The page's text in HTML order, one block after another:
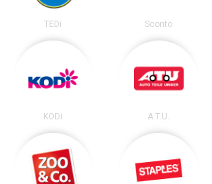
TEDi Sconto
KODi A.T.U.